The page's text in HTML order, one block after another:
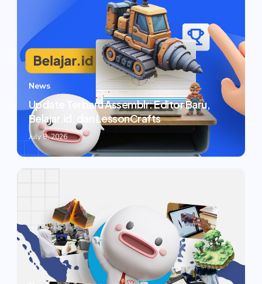
News
Update Terbaru Assemblr: Editor Baru,
Belajar.id, dan LessonCrafts
July 8, 2026